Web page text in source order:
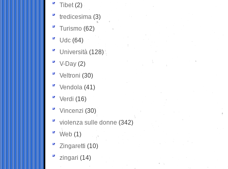
Tibet(2)
tredicesima (3)
Turismo (62)
Udc (64)
Università (128)
V-Day (2)
Veltroni (30)
Vendola (41)
Verdi (16)
Vincenzi (30)
violenza sulle donne (342)
Web (1)
Zingaretti (10)
zingari (14)